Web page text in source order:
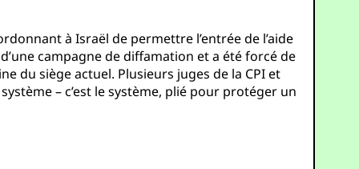
à Israël de permettre l’entrée de l’aide
campagne de diffamation et a été forcé de
du siège actuel. Plusieurs juges de la CPI et
– c’est le système, plié pour protéger un